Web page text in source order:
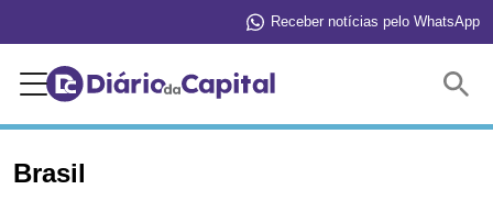
Receber notícias pelo WhatsApp
Brasil